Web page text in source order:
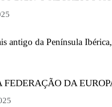
antigo da Península
DA